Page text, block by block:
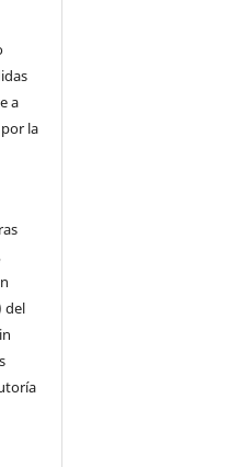
a
la
del